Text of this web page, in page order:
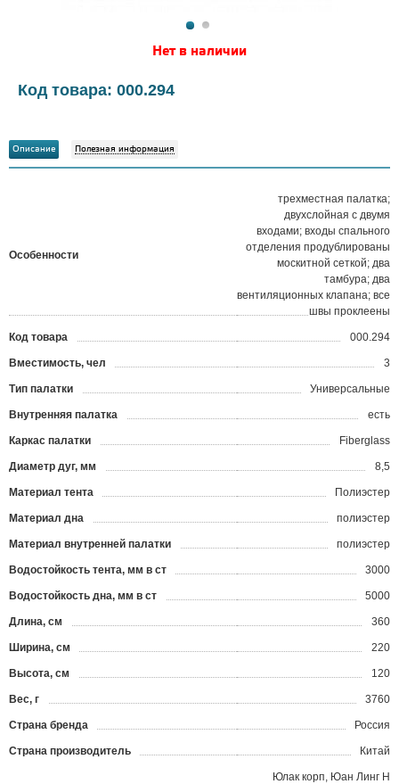
Нет в наличии
Код товара: 000.294
Описание Полезная информация
Особенности
трехместная палатка;
двухслойная с двумя
входами; входы спального
отделения продублированы
москитной сеткой; два
тамбура; два
вентиляционных клапана; все
швы проклеены
Код товара 000.294
Вместимость, чел 3
Тип палатки Универсальные
Внутренняя палатка есть
Каркас палатки Fiberglass
Диаметр дуг, мм 8,5
Материал тента Полиэстер
Материал дна полиэстер
Материал внутренней палатки полиэстер
Водостойкость тента, мм в ст 3000
Водостойкость дна, мм в ст 5000
Длина, см 360
Ширина, см 220
Высота, см 120
Вес, г 3760
Страна бренда Россия
Страна производитель Китай
Юлак корп, Юан Линг Н